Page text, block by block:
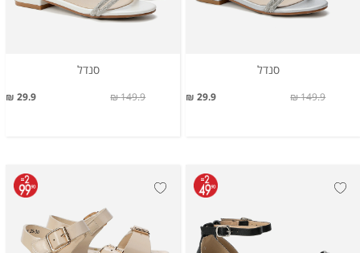
סנדל
29.9 ₪ 149.9 ₪
סנדל
29.9 ₪ 149.9 ₪